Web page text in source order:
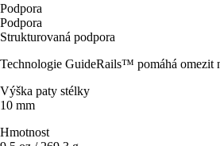
Podpora
Podpora
Strukturovaná podpora
Technologie GuideRails™ pomáhá omezit
Výška paty stélky
10 mm
Hmotnost